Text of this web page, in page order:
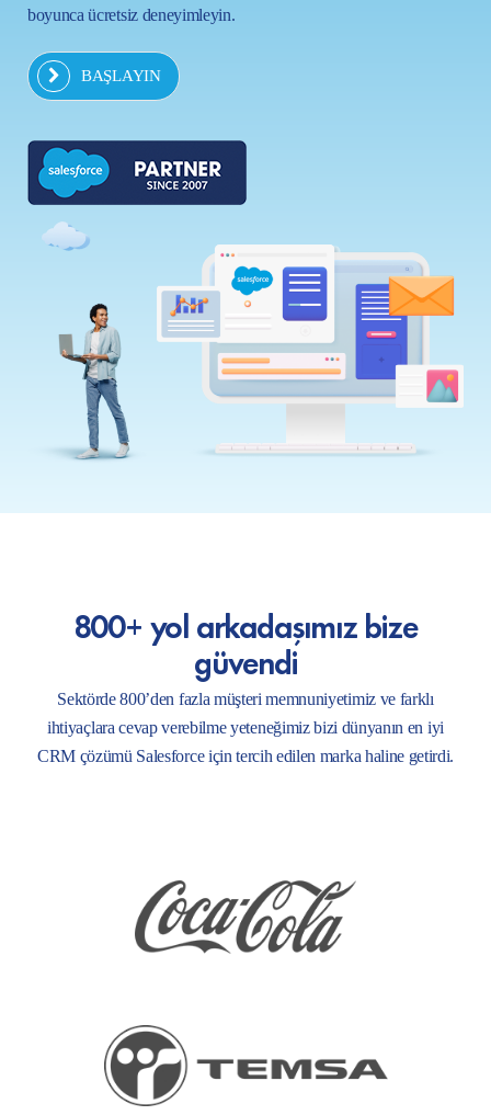
boyunca ücretsiz deneyimleyin.
BAŞLAYIN
800+ yol arkadaşımız bize
güvendi
Sektörde 800’den fazla müşteri memnuniyetimiz ve farklı
ihtiyaçlara cevap verebilme yeteneğimiz bizi dünyanın en iyi
CRM çözümü Salesforce için tercih edilen marka haline getirdi.